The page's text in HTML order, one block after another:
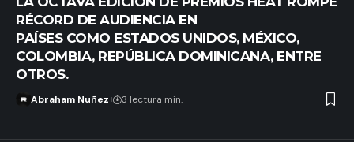
RÉCORD DE AUDIENCIA EN
PAÍSES COMO ESTADOS UNIDOS, MÉXICO,
COLOMBIA, REPÚBLICA DOMINICANA, ENTRE
OTROS.
Abraham Nuñez 3 lectura min.